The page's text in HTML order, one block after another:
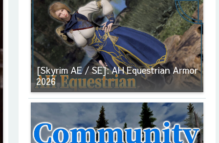
[Skyrim AE / SE]: AH Equestrian Armor
2026